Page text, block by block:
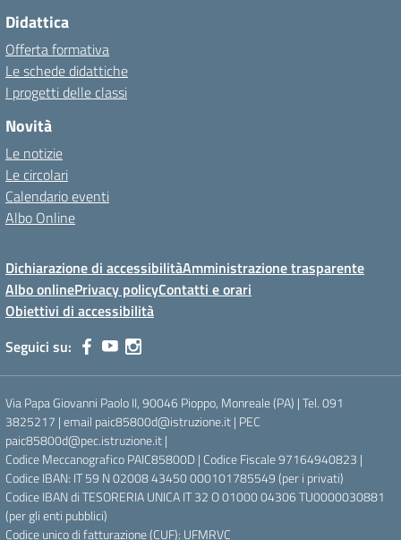
Didattica
Offerta formativa
Le schede didattiche
I progetti delle classi
Novità
Le notizie
Le circolari
Calendario eventi
Albo Online
Dichiarazione di accessibilitàAmministrazione trasparente
Albo onlinePrivacy policyContatti e orari
Obiettivi di accessibilità
Seguici su:
Via Papa Giovanni Paolo II, 90046 Pioppo, Monreale (PA) | Tel. 091
3825217 | email paic85800d@istruzione.it | PEC
paic85800d@pec.istruzione.it |
Codice Meccanografico PAIC85800D | Codice Fiscale 97164940823 |
Codice IBAN: IT 59 N 02008 43450 000101785549 (per i privati)
Codice IBAN di TESORERIA UNICA IT 32 O 01000 04306 TU0000030881
(per gli enti pubblici)
Codice unico di fatturazione (CUF): UFMRVC